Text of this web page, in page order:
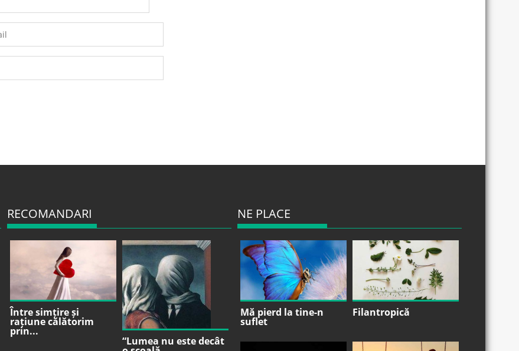
RECOMANDARI
Între simțire și
rațiune călătorim
prin...
“Lumea nu este decât
NE PLACE
Mă pierd la tine-n
suflet
Filantropică